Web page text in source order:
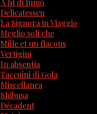
A fil di fumo
Delicatessen
La Signora in Viaggio
Meglio soli che
Mille et un flacons
Vertigini
In absentia
Taccuini di Gola
Miscellanea
Shibusa
Décadent